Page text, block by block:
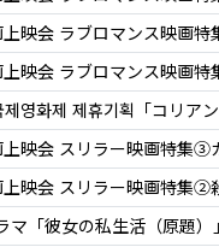
映会 ラブロマンス映画
映会 ラブロマンス映画
영화제 제휴기획「コリア
映会 スリラー映画特集③
映会 スリラー映画特集②
マ「彼女の私生活（原題）